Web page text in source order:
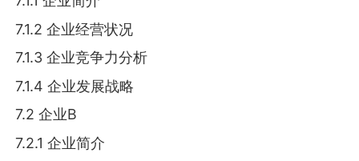
7.1.2 企业经营状况
7.1.3 企业竞争力分析
7.1.4 企业发展战略
7.2 企业B
7.2.1 企业简介